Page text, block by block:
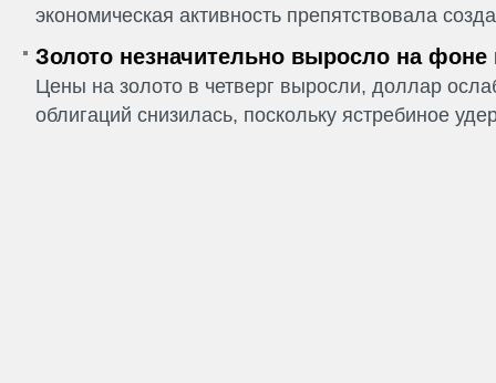
экономическая активность препятствовала
Золото незначительно выросло на фоне
Цены на золото в четверг выросли, доллар
облигаций снизилась, поскольку ястребиное